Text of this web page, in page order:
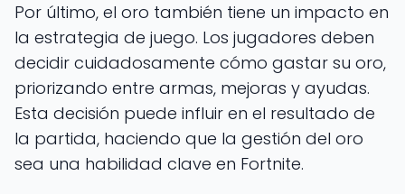
Por último, el oro también tiene un impacto en
la estrategia de juego. Los jugadores deben
decidir cuidadosamente cómo gastar su oro,
priorizando entre armas, mejoras y ayudas.
Esta decisión puede influir en el resultado de
la partida, haciendo que la gestión del oro
sea una habilidad clave en Fortnite.